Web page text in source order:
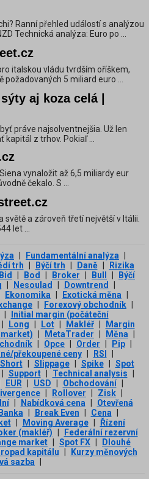
Ranní přehled událostí s analýzou
Technická analýza: Euro po ...
italskou vládu tvrdším oříškem,
požadovaných 5 miliard euro ...
aj koza celá |
práve najsolventnejšia. Už len
kapitál z trhov. Pokiaľ ...
vynaložit až 6,5 miliardy eur
čekalo. S ...
světě a zároveň třetí největší v Itálii.
let ...
Fundamentální analýza
trh Býčí trh Daně
Rizika
Bid Bod Broker Bull
Býčí
Nesoulad Downtrend
Ekonomika Exotická měna
Forexový obchodník
Initial margin (počáteční
Long Lot Makléř
Margin
MetaTrader Měna
Opce Order Pip
překoupené ceny RSI
Short Slippage Spike
Spot
Support Technical analysis
EUR USD Obchodování
Rollover Zisk
Nabídková cena
Otevřená
Banka Break Even Cena
Moving Average
Řízení
(makléř)
Federální rezervní
market Spot FX
Dlouhé
kapitálu
Kurzy měnových
sazba